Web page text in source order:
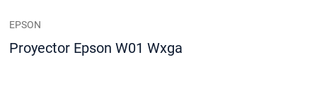
EPSON
Proyector Epson W01 Wxga